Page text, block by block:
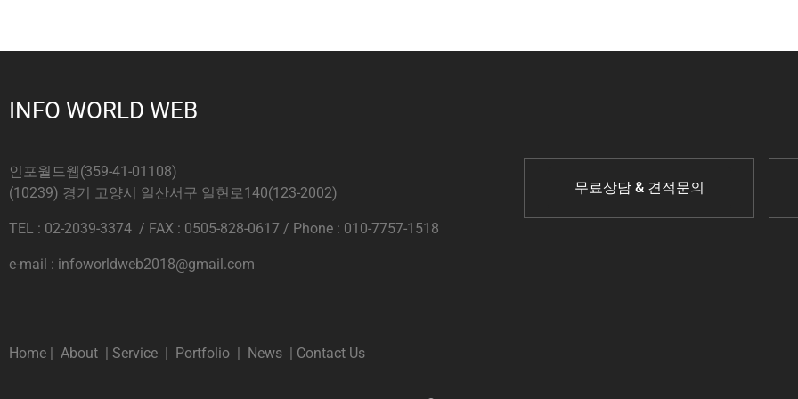
INFO WORLD WEB
인포월드웹(359-41-01108)
(10239) 경기 고양시 일산서구 일현로140(123-2002)
TEL : 02-2039-3374 / FAX : 0505-828-0617 / Phone : 010-7757-1518
e-mail : infoworldweb2018@gmail.com
무료상담 & 견적문의
Home | About | Service | Portfolio | News | Contact Us